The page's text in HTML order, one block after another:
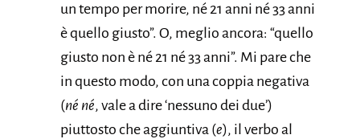
un tempo per morire, né 21 anni né 33 anni
è quello giusto”. O, meglio ancora: “quello
giusto non è né 21 né 33 anni”. Mi pare che
in questo modo, con una coppia negativa
(né né, vale a dire ‘nessuno dei due’)
piuttosto che aggiuntiva (e), il verbo al